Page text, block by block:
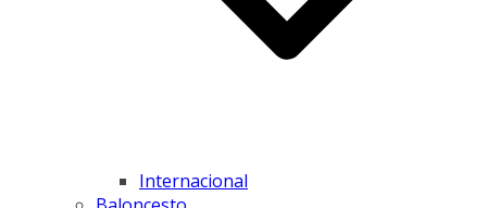
Internacional